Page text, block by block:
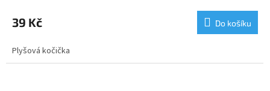
39 Kč Do košíku
Plyšová kočička